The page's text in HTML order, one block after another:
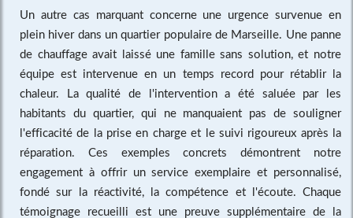
Un autre cas marquant concerne une urgence survenue en
plein hiver dans un quartier populaire de Marseille. Une panne
de chauffage avait laissé une famille sans solution, et notre
équipe est intervenue en un temps record pour rétablir la
chaleur. La qualité de l'intervention a été saluée par les
habitants du quartier, qui ne manquaient pas de souligner
l'efficacité de la prise en charge et le suivi rigoureux après la
réparation. Ces exemples concrets démontrent notre
engagement à offrir un service exemplaire et personnalisé,
fondé sur la réactivité, la compétence et l'écoute. Chaque
témoignage recueilli est une preuve supplémentaire de la